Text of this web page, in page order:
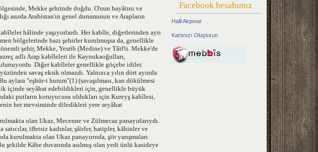
Mekke şehrinde doğdu. O'nun hayâtını ve
asırda Arabistan'ın genel durumunun ve Arapların
hâlinde yaşıyorlardı. Her kabîle, diğerlerinden ayrı
bölgelerinde bazı şehirler kurulmuşsa da, genellikle
şehir, Mekke, Yesrib (Medine) ve Tâif'ti. Mekke'de
adlı Arap kabîleleri ile Kaynukaoğulları,
Diğer kabîleler genellikle göçebe idiler.
savaş eksik olmazdı. Yalnızca yılın dört ayında
aylara "eşhür-i hurum"(1) (savaşılması, kan dökülmesi
içinde seyâhat edebildikleri için, genellikle büyük
putların koruyucusu oldukları için Kureyş kabîlesi,
her mevsiminde diledikleri yere seyâhat
olan Ukaz, Mecenne ve Zülmecaz panayırlarıydı.
satıcılar, iffetsiz kadınlar, şâirler, hatipler, kâhinler ve
kurulmakta olan Ukaz panayırında, şiir yarışmaları
şekilde Kâbe duvarında asılmış olan yedi ünlü kasideye
Facebook hesabımız
Halil Akpınar
Kartınızı Oluşturun